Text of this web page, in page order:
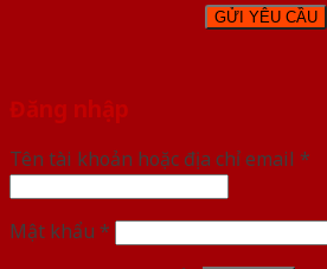
Đăng nhập
Tên tài khoản hoặc địa chỉ email *
Mật khẩu *